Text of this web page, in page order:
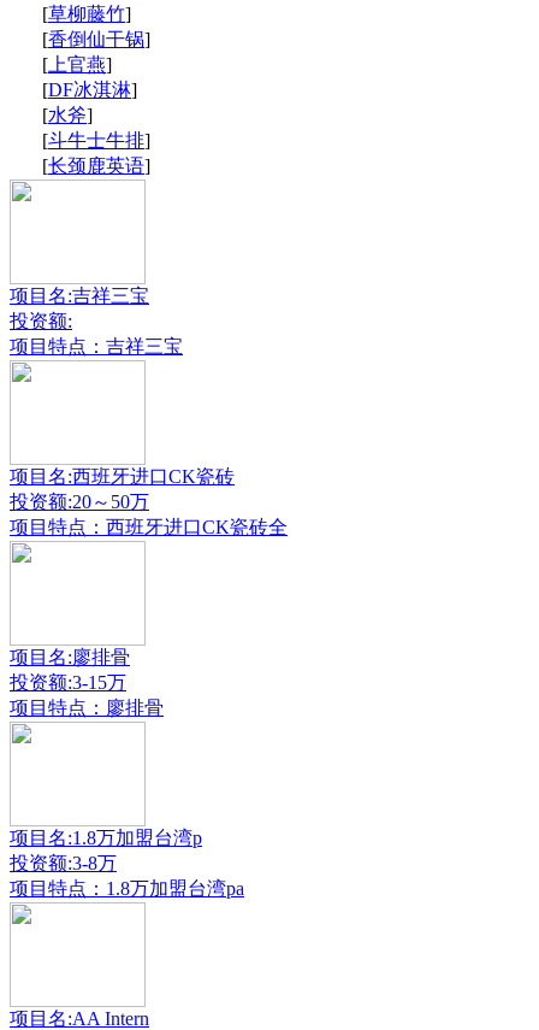
[草柳藤竹]
[香倒仙干锅]
[ 上官燕]
[DF冰淇淋]
[水斧]
[斗牛士牛排]
[长颈鹿英语]
项目名:吉祥三宝
投资额:
项目特点：吉祥三宝
项目名:西班牙进口CK瓷砖
投资额:20～50万
项目特点：西班牙进口CK瓷砖全
项目名:廖排骨
投资额:3-15万
项目特点：廖排骨
项目名:1.8万加盟台湾p
投资额:3-8万
项目特点：1.8万加盟台湾pa
项目名:AA Intern